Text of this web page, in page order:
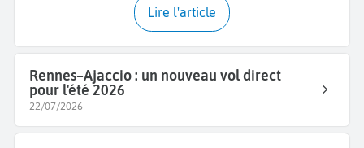
Lire l'article
Rennes–Ajaccio : un nouveau vol direct
pour l'été 2026
22/07/2026